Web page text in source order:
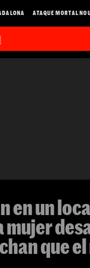
ATAQUE MORTAL
en un
mujer
que